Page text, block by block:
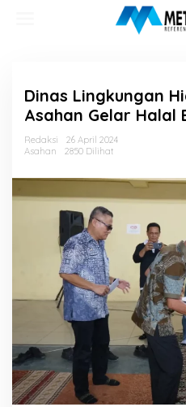
Dinas Lingkungan
Asahan Gelar Halal
Redaksi
26 April 2024
Asahan
2850 Dilihat